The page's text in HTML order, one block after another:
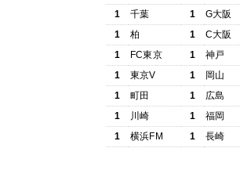
1
千葉 1
G大阪
1
柏 1
C大阪
1
FC東京 1
神戸
1
東京V 1
岡山
1
町田 1
広島
1
川崎 1
福岡
1
横浜FM 1 長崎